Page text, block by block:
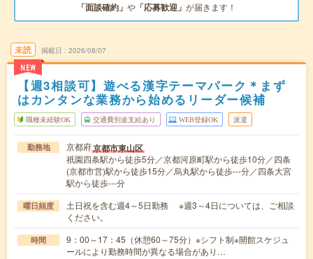
「面談確約」 や 「応募歓迎」 が届きます！
未読
NEW
掲載日 2026/08/07
【週3相談可】遊べる漢字テーマパーク＊まず
はカンタンな業務から始めるリーダー候補
職種未経験OK 交通費別途支給あり WEB登録OK 派遣
勤務地 京都府京都市東山区
祇園四条駅から徒歩5分／京都河原町駅から徒歩10分／四条
(京都市営)駅から徒歩15分／烏丸駅から徒歩---分／四条大宮
駅から徒歩---分
曜日頻度
土日祝を含む週4～5日勤務 ※週3～4日については、ご相談
ください。
時間
9：00～17：45（休憩60～75分）※シフト制※開館スケジュ
ールにより勤務時間が異なる場合があり…